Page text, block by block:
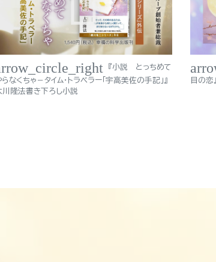
『小説 とっちめて
らなくちゃ－タイム・トラベラー「宇高美佐の手記」』
川隆法書き下ろし小説
目の恋